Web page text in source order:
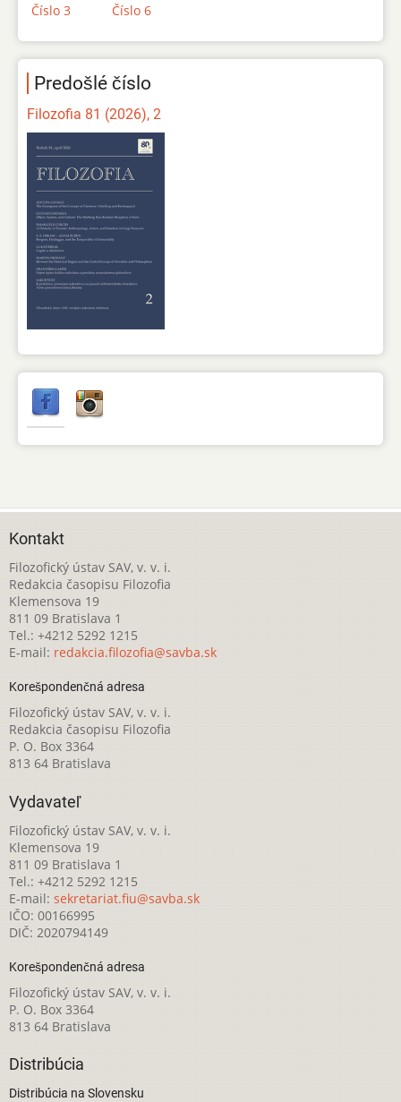
Číslo 3
Číslo 6
Predošlé číslo
Filozofia 81 (2026), 2
Kontakt
Filozofický ústav SAV, v. v. i.
Redakcia časopisu Filozofia
Klemensova 19
811 09 Bratislava 1
Tel.: +4212 5292 1215
E-mail: redakcia.filozofia@savba.sk
Korešpondenčná adresa
Filozofický ústav SAV, v. v. i.
Redakcia časopisu Filozofia
P. O. Box 3364
813 64 Bratislava
Vydavateľ
Filozofický ústav SAV, v. v. i.
Klemensova 19
811 09 Bratislava 1
Tel.: +4212 5292 1215
E-mail: sekretariat.fiu@savba.sk
IČO: 00166995
DIČ: 2020794149
Korešpondenčná adresa
Filozofický ústav SAV, v. v. i.
P. O. Box 3364
813 64 Bratislava
Distribúcia
Distribúcia na Slovensku